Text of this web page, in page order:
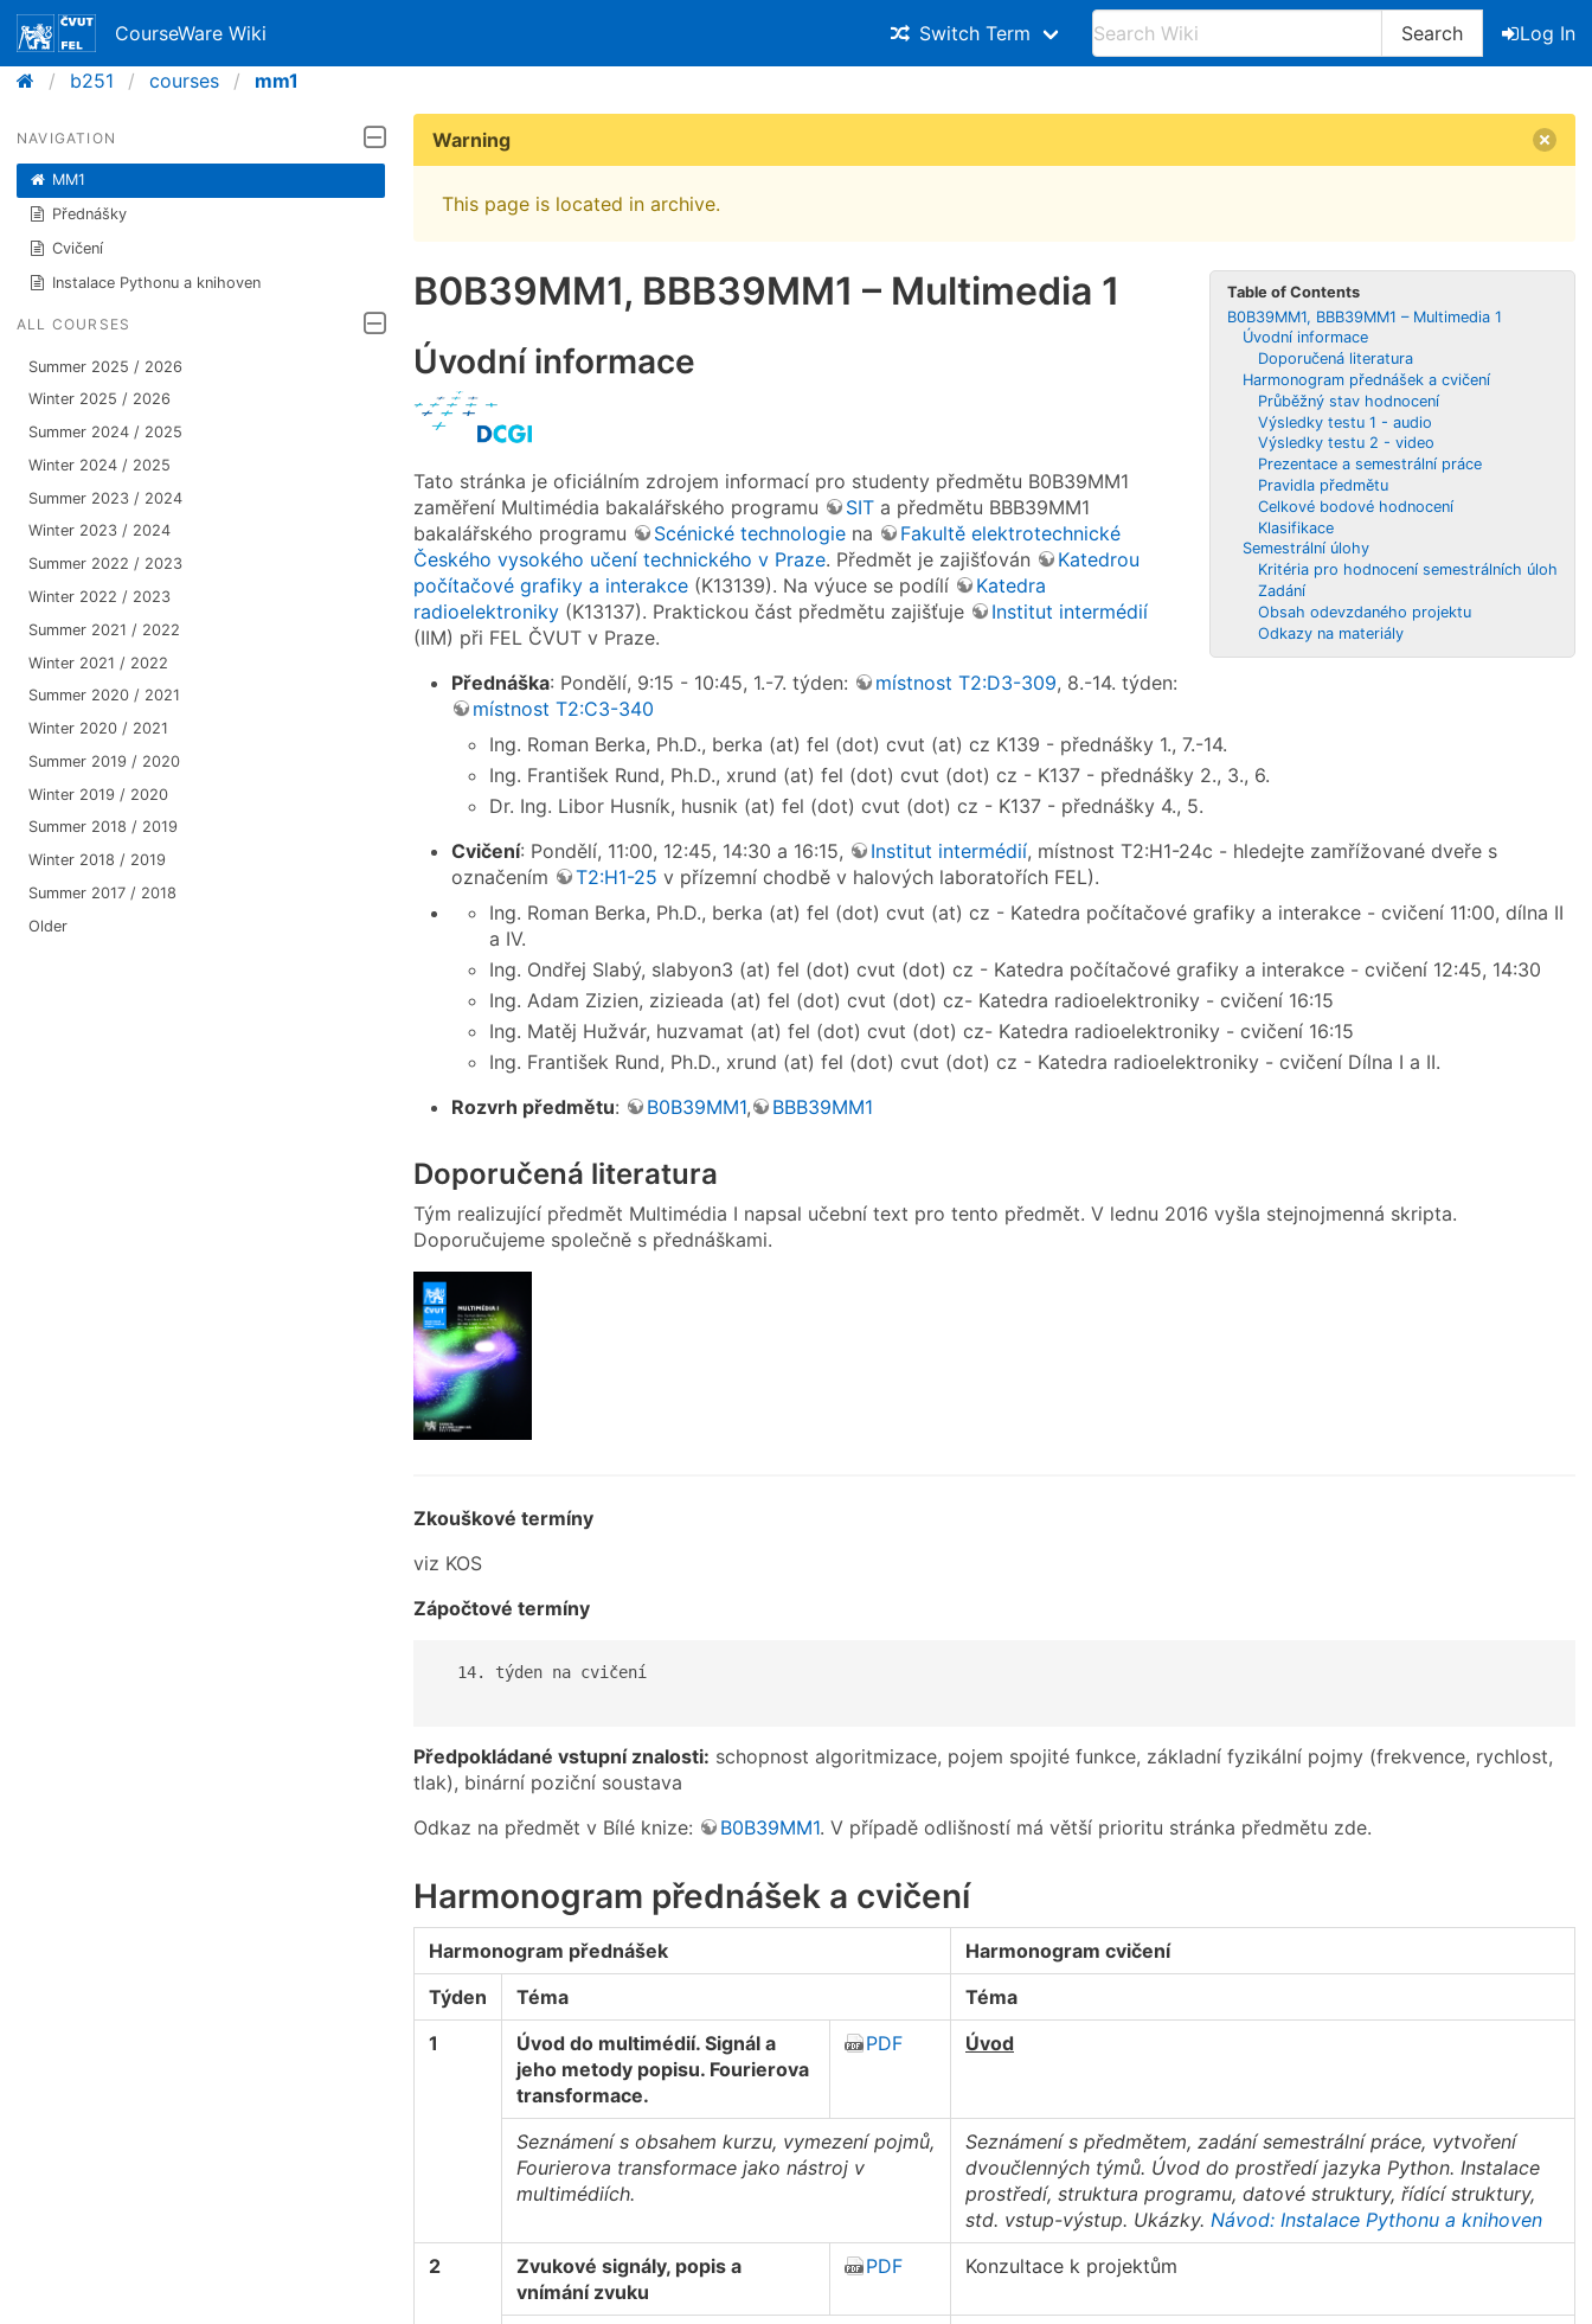
CourseWare Wiki Switch Term Search
Log In
b251
courses mm1
NAVIGATION
MM1
Přednášky
Cvičení
Instalace Pythonu a knihoven
ALL COURSES
Summer 2025 / 2026
Winter 2025 / 2026
Summer 2024 / 2025
Winter 2024 / 2025
Summer 2023 / 2024
Winter 2023 / 2024
Summer 2022 / 2023
Winter 2022 / 2023
Summer 2021 / 2022
Winter 2021 / 2022
Summer 2020 / 2021
Winter 2020 / 2021
Summer 2019 / 2020
Winter 2019 / 2020
Summer 2018 / 2019
Winter 2018 / 2019
Summer 2017 / 2018
Older
Warning
This page is located in archive.
Table of Contents
B0B39MM1, BBB39MM1 – Multimedia 1
Úvodní informace
Doporučená literatura
Harmonogram přednášek a cvičení
Průběžný stav hodnocení
Výsledky testu 1 - audio
Výsledky testu 2 - video
Prezentace a semestrální práce
Pravidla předmětu
Celkové bodové hodnocení
Klasifikace
Semestrální úlohy
Kritéria pro hodnocení semestrálních úloh
Zadání
Obsah odevzdaného projektu
Odkazy na materiály
B0B39MM1, BBB39MM1 – Multimedia 1
Úvodní informace
Tato stránka je oficiálním zdrojem informací pro studenty předmětu B0B39MM1
zaměření Multimédia bakalářského programu
SIT a předmětu BBB39MM1
bakalářského programu
Scénické technologie na
Fakultě elektrotechnické
Českého vysokého učení technického v Praze. Předmět je zajišťován
Katedrou
počítačové grafiky a interakce (K13139). Na výuce se podílí
Katedra
radioelektroniky (K13137). Praktickou část předmětu zajišťuje
Institut intermédií
(IIM) při FEL ČVUT v Praze.
Přednáška: Pondělí, 9:15 - 10:45, 1.-7. týden: místnost T2:D3-309, 8.-14. týden:
místnost T2:C3-340
Ing. Roman Berka, Ph.D., berka (at) fel (dot) cvut (at) cz K139 - přednášky 1., 7.-14.
Ing. František Rund, Ph.D., xrund (at) fel (dot) cvut (dot) cz - K137 - přednášky 2., 3., 6.
Dr. Ing. Libor Husník, husnik (at) fel (dot) cvut (dot) cz - K137 - přednášky 4., 5.
Cvičení: Pondělí, 11:00, 12:45, 14:30 a 16:15, Institut intermédií, místnost T2:H1-24c - hledejte zamřížované dveře s
označením
T2:H1-25 v přízemní chodbě v halových laboratořích FEL).
Ing. Roman Berka, Ph.D., berka (at) fel (dot) cvut (at) cz - Katedra počítačové grafiky a interakce - cvičení 11:00, dílna II
a IV.
Ing. Ondřej Slabý, slabyon3 (at) fel (dot) cvut (dot) cz - Katedra počítačové grafiky a interakce - cvičení 12:45, 14:30
Ing. Adam Zizien, zizieada (at) fel (dot) cvut (dot) cz- Katedra radioelektroniky - cvičení 16:15
Ing. Matěj Hužvár, huzvamat (at) fel (dot) cvut (dot) cz- Katedra radioelektroniky - cvičení 16:15
Ing. František Rund, Ph.D., xrund (at) fel (dot) cvut (dot) cz - Katedra radioelektroniky - cvičení Dílna I a II.
Rozvrh předmětu: B0B39MM1, BBB39MM1
Doporučená literatura
Tým realizující předmět Multimédia I napsal učební text pro tento předmět. V lednu 2016 vyšla stejnojmenná skripta.
Doporučujeme společně s přednáškami.
Zkouškové termíny
viz KOS
Zápočtové termíny
  14. týden na cvičení
Předpokládané vstupní znalosti: schopnost algoritmizace, pojem spojité funkce, základní fyzikální pojmy (frekvence, rychlost,
tlak), binární poziční soustava
Odkaz na předmět v Bílé knize:
B0B39MM1. V případě odlišností má větší prioritu stránka předmětu zde.
Harmonogram přednášek a cvičení
Harmonogram přednášek
Harmonogram cvičení
Týden
Téma
Téma
1
Úvod do multimédií. Signál a
jeho metody popisu. Fourierova
transformace.
PDF Úvod
Seznámení s obsahem kurzu, vymezení pojmů,
Fourierova transformace jako nástroj v
multimédiích.
Seznámení s předmětem, zadání semestrální práce, vytvoření
dvoučlenných týmů. Úvod do prostředí jazyka Python. Instalace
prostředí, struktura programu, datové struktury, řídící struktury,
std. vstup-výstup. Ukázky. Návod: Instalace Pythonu a knihoven
2
Zvukové signály, popis a
vnímání zvuku
PDF Konzultace k projektům